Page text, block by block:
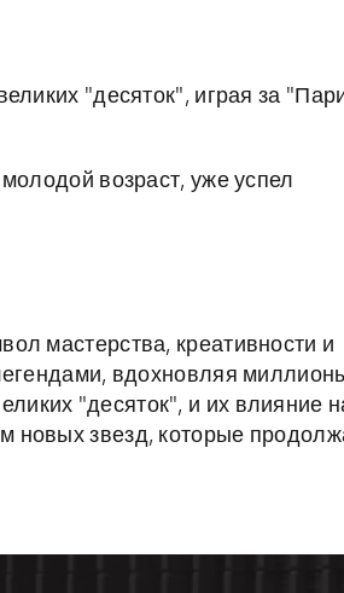
"десяток", играя за
возраст, уже успел
мастерства, креативности и
вдохновляя
"десяток", и их влияние
новых звезд, которые